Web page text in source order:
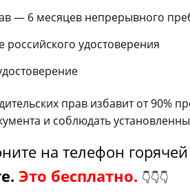
— 6 месяцев непрерывного
удостоверения
прав избавит от 90%
и соблюдать
на телефон
Это бесплатно. 👇👇👇